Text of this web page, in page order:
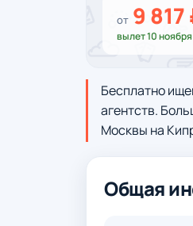
от 9 817
вылет 10
Бесплатно
агентств.
Москвы на
Общая